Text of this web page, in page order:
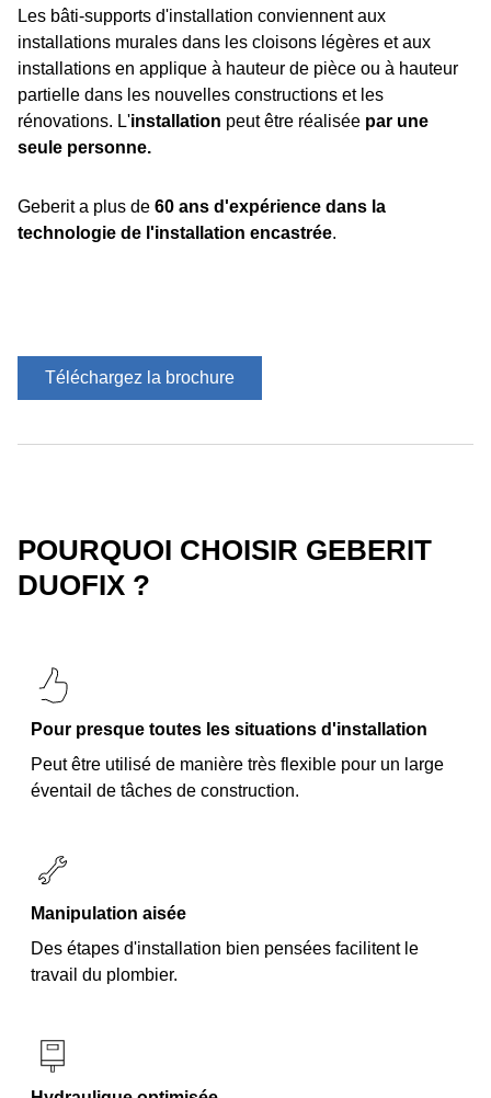
Les bâti-supports d'installation conviennent aux
installations murales dans les cloisons légères et aux
installations en applique à hauteur de pièce ou à hauteur
partielle dans les nouvelles constructions et les
rénovations. L'installation peut être réalisée par une
seule personne.
Geberit a plus de 60 ans d'expérience dans la
technologie de l'installation encastrée.
Téléchargez la brochure
POURQUOI CHOISIR GEBERIT
DUOFIX ?
Pour presque toutes les situations d'installation
Peut être utilisé de manière très flexible pour un large
éventail de tâches de construction.
Manipulation aisée
Des étapes d'installation bien pensées facilitent le
travail du plombier.